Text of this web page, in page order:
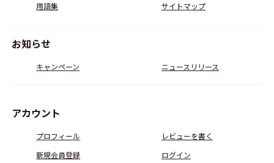
用語集
サイトマップ
お知らせ
キャンペーン ニュースリリース
アカウント
プロフィール
レビューを書く
新規会員登録
ログイン